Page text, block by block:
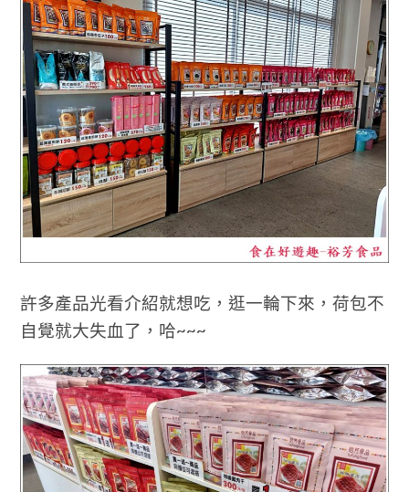
許多產品光看介紹就想吃，逛一輪下來，荷包不
自覺就大失血了，哈~~~